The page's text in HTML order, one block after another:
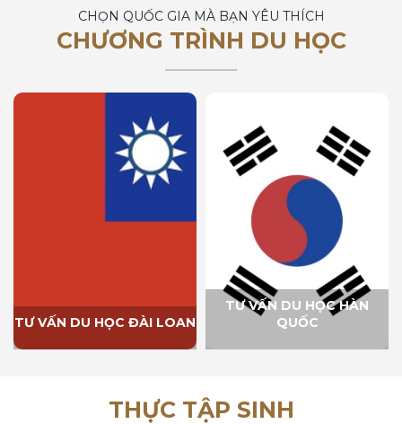
CHỌN QUỐC GIA MÀ BẠN YÊU THÍCH
CHƯƠNG TRÌNH DU HỌC
TƯ VẤN DU HỌC ĐÀI LOAN
TƯ VẤN DU HỌC HÀN
QUỐC
THỰC TẬP SINH